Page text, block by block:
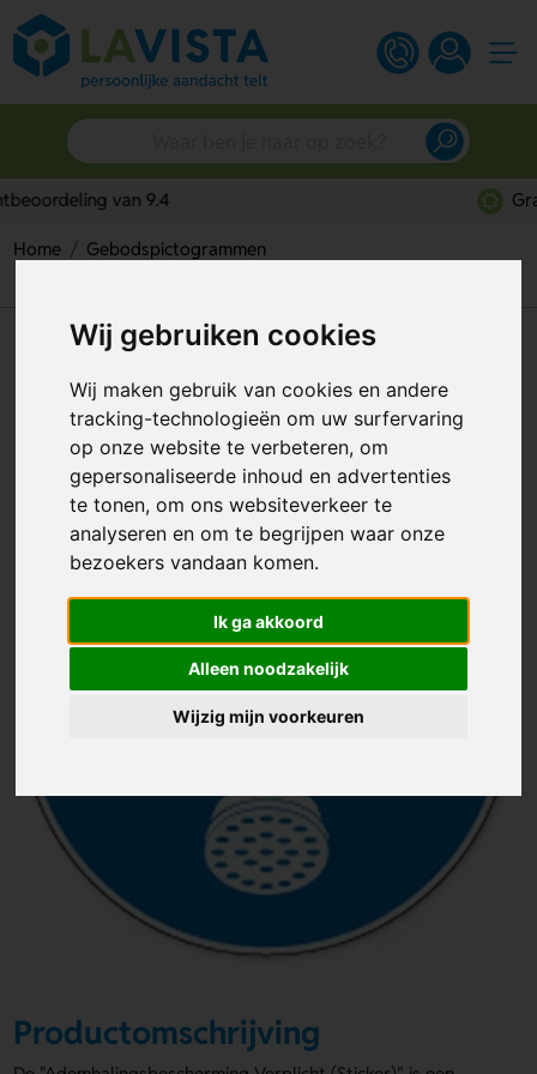
Wij gebruiken cookies
Wij maken gebruik van cookies en andere
tracking-technologieën om uw surfervaring
op onze website te verbeteren, om
gepersonaliseerde inhoud en advertenties
te tonen, om ons websiteverkeer te
analyseren en om te begrijpen waar onze
bezoekers vandaan komen.
Ik ga akkoord
Alleen noodzakelijk
Wijzig mijn voorkeuren
Home
Gebodspictogrammen
Ademhalingsbescherming
Verplicht (Sticker)
Artikelnummer: 113525
Productomschrijving